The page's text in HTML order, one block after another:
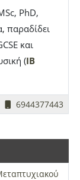
PhD,
παραδίδει
και
(IB
Μαθήματα
6944377443